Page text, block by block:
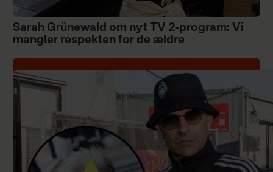
Sarah Grünewald om nyt TV 2-program: Vi
mangler respekten for de ældre